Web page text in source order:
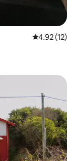
Calificación
4.92 (12)